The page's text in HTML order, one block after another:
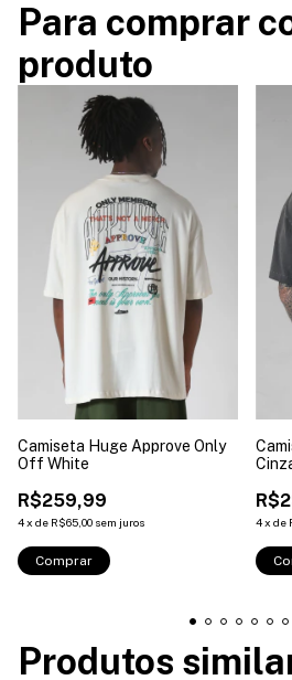
Para comprar
produto
Camiseta Huge Approve Only
Off White
R$259,99
4x de R$65,00 sem juros
Comprar
4x de
Produtos